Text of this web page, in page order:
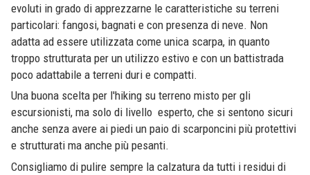
evoluti in grado di apprezzarne le caratteristiche su terreni
particolari: fangosi, bagnati e con presenza di neve. Non
adatta ad essere utilizzata come unica scarpa, in quanto
troppo strutturata per un utilizzo estivo e con un battistrada
poco adattabile a terreni duri e compatti.
Una buona scelta per l'hiking su terreno misto per gli
escursionisti, ma solo di livello esperto, che si sentono sicuri
anche senza avere ai piedi un paio di scarponcini più protettivi
e strutturati ma anche più pesanti.
Consigliamo di pulire sempre la calzatura da tutti i residui di